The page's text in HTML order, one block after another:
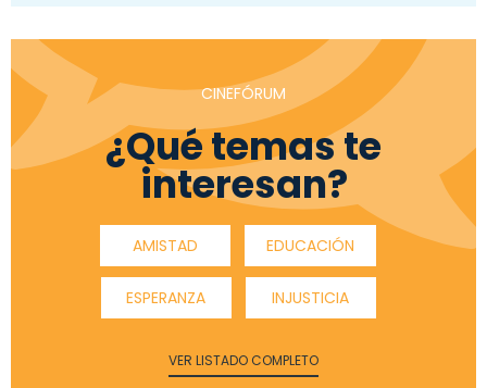
CINEFÓRUM
¿Qué temas te
interesan?
AMISTAD EDUCACIÓN
ESPERANZA INJUSTICIA
VER LISTADO COMPLETO